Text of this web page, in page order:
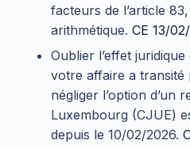
facteurs de l’article
arithmétique. CE 13/
Oublier l’effet juridique
votre affaire a transité
négliger l’option d’un
Luxembourg (CJUE)
depuis le 10/02/2026.